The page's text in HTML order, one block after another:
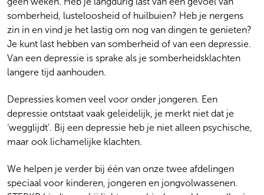
somberheid, lusteloosheid of huilbuien? Heb je nergens
zin in en vind je het lastig om nog van dingen te genieten?
Je kunt last hebben van somberheid of van een depressie.
Van een depressie is sprake als je somberheidsklachten
langere tijd aanhouden.
Depressies komen veel voor onder jongeren. Een
depressie ontstaat vaak geleidelijk, je merkt niet dat je
‘wegglijdt’. Bij een depressie heb je niet alleen psychische,
maar ook lichamelijke klachten.
We helpen je verder bij één van onze twee afdelingen
speciaal voor kinderen, jongeren en jongvolwassenen.